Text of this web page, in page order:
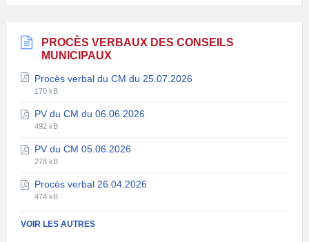
PROCÈS VERBAUX DES CONSEILS
MUNICIPAUX
Procès verbal du CM du 25.07.2026
Extension
fichier:
pdf
Taille
fichier:
170 kB
PV du CM du 06.06.2026
Extension
fichier:
pdf
Taille
fichier:
492 kB
PV du CM 05.06.2026
Extension
fichier:
pdf
Taille
fichier:
278 kB
Procès verbal 26.04.2026
Extension
fichier:
Taille
fichier:
474 kB
VOIR LES AUTRES